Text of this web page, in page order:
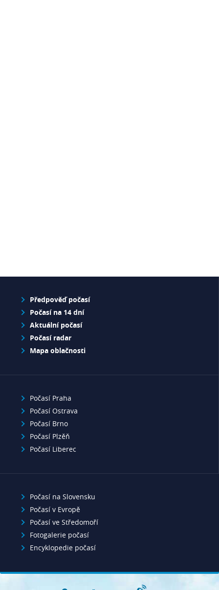
Předpověď počasí
Počasí na 14 dní
Aktuální počasí
Počasí radar
Mapa oblačnosti
Počasí Praha
Počasí Ostrava
Počasí Brno
Počasí Plzěň
Počasí Liberec
Počasí na Slovensku
Počasí v Evropě
Počasí ve Středomoří
Fotogalerie počasí
Encyklopedie počasí